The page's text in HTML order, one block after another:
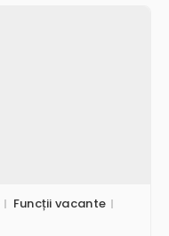
Funcții vacante